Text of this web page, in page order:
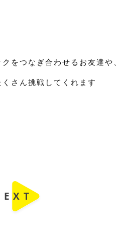
をつなぎ合わせるお友達や、
さん挑戦してくれます